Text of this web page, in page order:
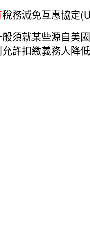
稅務減免互惠協定
須就某些源自美
許扣繳義務人降